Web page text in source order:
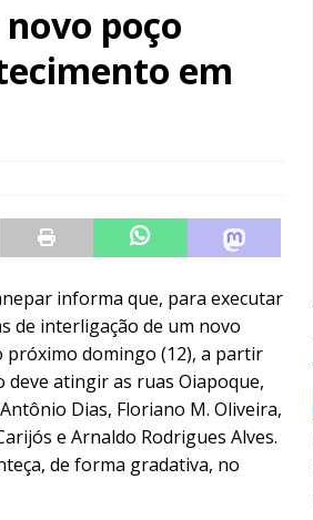
poço
em
informa que, para executar
de interligação de um novo
domingo (12), a partir
deve atingir as ruas Oiapoque,
Dias, Floriano M. Oliveira,
e Arnaldo Rodrigues Alves.
de forma gradativa, no